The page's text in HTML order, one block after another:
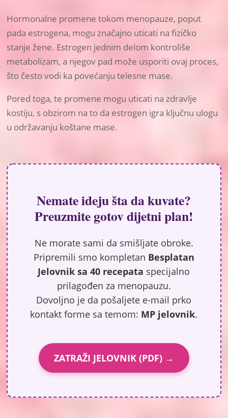
Hormonalne promene tokom menopauze, poput
pada estrogena, mogu značajno uticati na fizičko
stanje žene. Estrogen jednim delom kontroliše
metabolizam, a njegov pad može usporiti ovaj proces,
što često vodi ka povećanju telesne mase.
Pored toga, te promene mogu uticati na zdravlje
kostiju, s obzirom na to da estrogen igra ključnu ulogu
u održavanju koštane mase.
Nemate ideju šta da kuvate?
Preuzmite gotov dijetni plan!
Ne morate sami da smišljate obroke.
Pripremili smo kompletan Besplatan
Jelovnik sa 40 recepata specijalno
prilagođen za menopauzu.
Dovoljno je da pošaljete e-mail prko
kontakt forme sa temom: MP jelovnik.
ZATRAŽI JELOVNIK (PDF) →